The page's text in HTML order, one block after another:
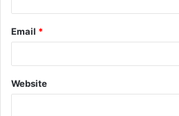
Email *
Website